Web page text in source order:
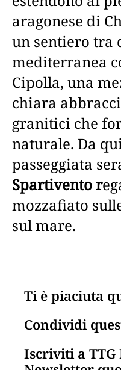
aragonese di
un sentiero tra
mediterranea
Cipolla, una
chiara
granitici che
naturale. Da
passeggiata
Spartivento r
mozzafiato
sul mare.
Ti è piaciuta
Condividi
Iscriviti a TTG